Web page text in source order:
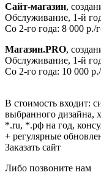
Сайт-магазин,
Обслуживание, 1-й
Со 2-го года: 8 000 р./
Магазин.PRO,
Обслуживание, 1-й
Со 2-го года: 10 000
В стоимость входит:
выбранного дизайна,
*.ru, *.рф на год,
+ регулярные
Заказать сайт
Либо позвоните нам